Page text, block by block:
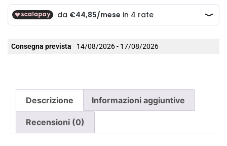
Consegna prevista 14/08/2026 - 17/08/2026
Descrizione Informazioni aggiuntive
Recensioni (0)